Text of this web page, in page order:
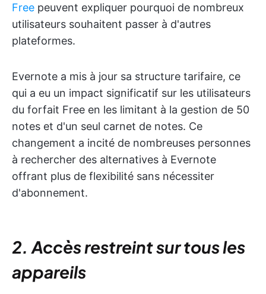
Free peuvent expliquer pourquoi de nombreux
utilisateurs souhaitent passer à d'autres
plateformes.
Evernote a mis à jour sa structure tarifaire, ce
qui a eu un impact significatif sur les utilisateurs
du forfait Free en les limitant à la gestion de 50
notes et d'un seul carnet de notes. Ce
changement a incité de nombreuses personnes
à rechercher des alternatives à Evernote
offrant plus de flexibilité sans nécessiter
d'abonnement.
2. Accès restreint sur tous les
appareils